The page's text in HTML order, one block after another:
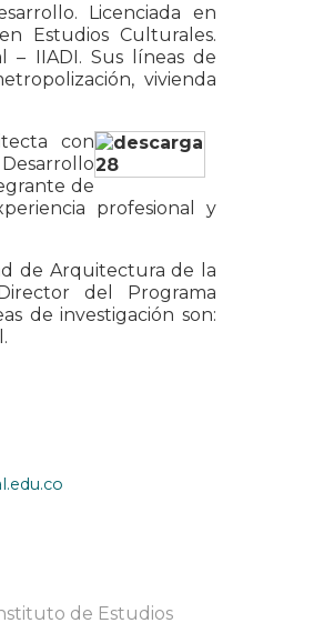
Licenciada en
Estudios Culturales.
– IIADI. Sus líneas de
vivienda
con
de
profesional y
de Arquitectura de la
del Programa
de investigación son:
de Estudios